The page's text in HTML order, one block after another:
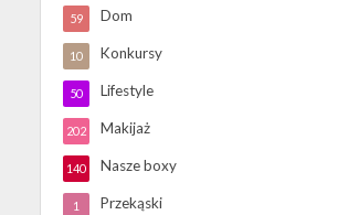
Dom
59
Konkursy
10
Lifestyle
50
Makijaż
202
Nasze boxy
140
Przekąski
1